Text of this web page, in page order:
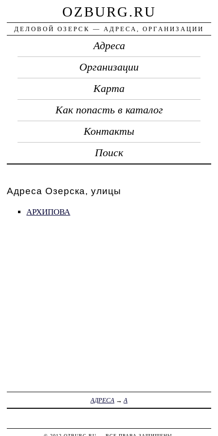
OZBURG.RU
ДЕЛОВОЙ ОЗЕРСК — АДРЕСА, ОРГАНИЗАЦИИ
Адреса
Организации
Карта
Как попасть в каталог
Контакты
Поиск
Адреса Озерска, улицы
АРХИПОВА
АДРЕСА → А